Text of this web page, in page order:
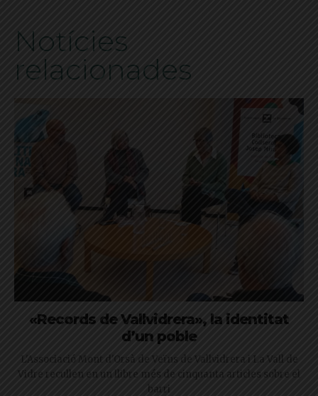
Notícies
relacionades
«Records de Vallvidrera», la identitat
d’un poble
L'Associació Mont d'Orsà de Veïns de Vallvidrera i La Vall de
Vidre recullen en un llibre més de cinquanta articles sobre el
barri